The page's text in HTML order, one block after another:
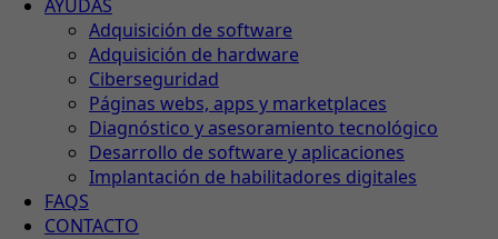
AYUDAS
Adquisición de software
Adquisición de hardware
Ciberseguridad
Páginas webs, apps y marketplaces
Diagnóstico y asesoramiento tecnológico
Desarrollo de software y aplicaciones
Implantación de habilitadores digitales
FAQS
CONTACTO